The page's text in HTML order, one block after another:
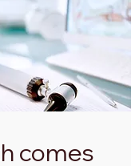
comes